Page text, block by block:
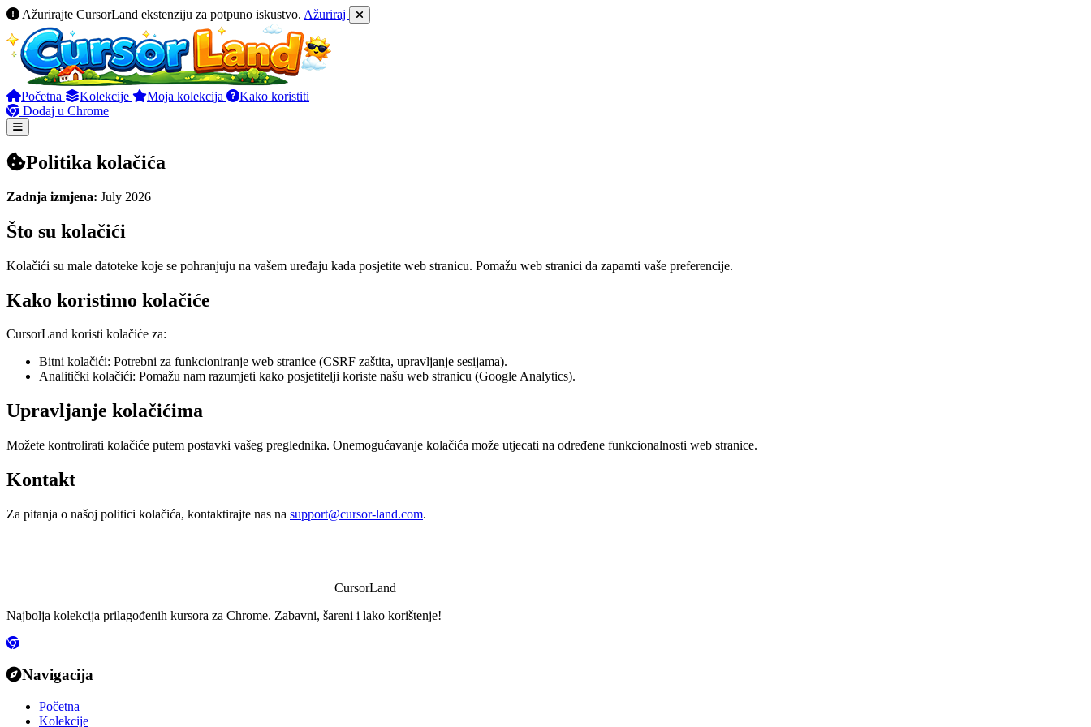
Ažurirajte CursorLand ekstenziju za potpuno iskustvo. Ažuriraj
Početna Kolekcije Moja kolekcija
Kako koristiti
Dodaj u Chrome
Politika kolačića
Zadnja izmjena: July 2026
Što su kolačići
Kolačići su male datoteke koje se pohranjuju na vašem uređaju kada posjetite web stranicu. Pomažu web stranici da zapamti vaše preferencije.
Kako koristimo kolačiće
CursorLand koristi kolačiće za:
Bitni kolačići: Potrebni za funkcioniranje web stranice (CSRF zaštita, upravljanje sesijama).
Analitički kolačići: Pomažu nam razumjeti kako posjetitelji koriste našu web stranicu (Google Analytics).
Upravljanje kolačićima
Možete kontrolirati kolačiće putem postavki vašeg preglednika. Onemogućavanje kolačića može utjecati na određene funkcionalnosti web stranice.
Kontakt
Za pitanja o našoj politici kolačića, kontaktirajte nas na support@cursor-land.com.
CursorLand
Najbolja kolekcija prilagođenih kursora za Chrome. Zabavni, šareni i lako korištenje!
Navigacija
Početna
Kolekcije